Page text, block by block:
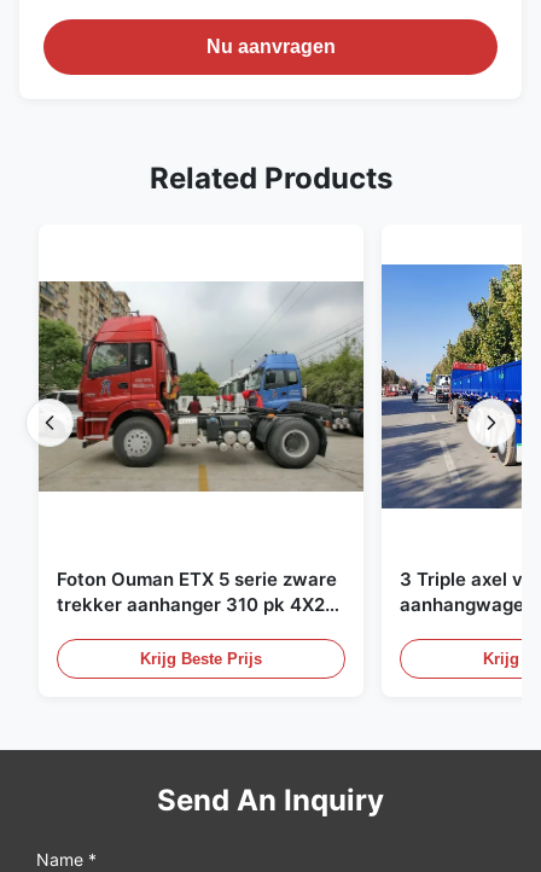
Nu aanvragen
Related Products
Foton Ouman ETX 5 serie zware
trekker aanhanger 310 pk 4X2
Krijg Beste Prijs
3 Triple axel
vrachtwagen
13000mm
Krijg
Send An Inquiry
Name *